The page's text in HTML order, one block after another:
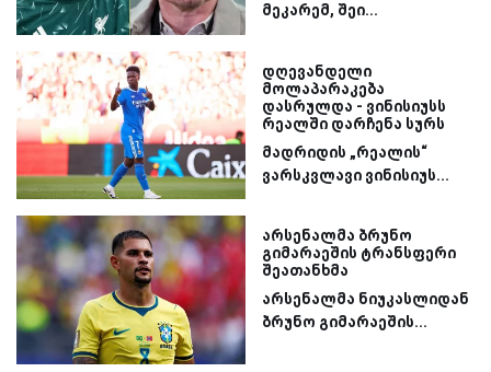
მეკარემ, შეი...
დღევანდელი
მოლაპარაკება
დასრულდა - ვინისიუსს
რეალში დარჩენა სურს
მადრიდის „რეალის“
ვარსკვლავი ვინისიუს...
არსენალმა ბრუნო
გიმარაეშის ტრანსფერი
შეათანხმა
არსენალმა ნიუკასლიდან
ბრუნო გიმარაეშის...